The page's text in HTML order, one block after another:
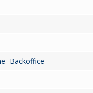
Backoffice